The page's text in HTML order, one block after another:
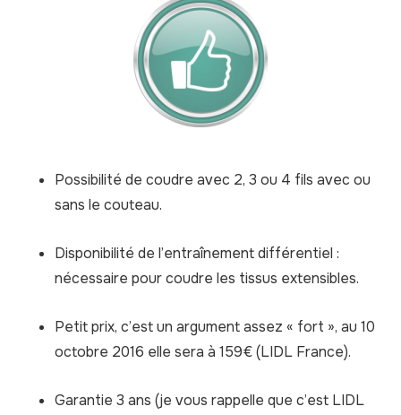
Possibilité de coudre avec 2, 3 ou 4 fils avec ou
sans le couteau.
Disponibilité de l’entraînement différentiel :
nécessaire pour coudre les tissus extensibles.
Petit prix, c’est un argument assez « fort », au 10
octobre 2016 elle sera à 159€ (LIDL France).
Garantie 3 ans (je vous rappelle que c’est LIDL